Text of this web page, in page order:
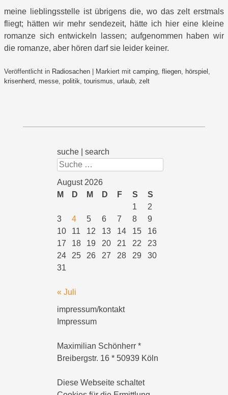
meine lieblingsstelle ist übrigens die, wo das zelt erstmals
fliegt; hätten wir mehr sendezeit, hätte ich hier eine kleine
romanze sich entwickeln lassen; aufgenommen haben wir
die romanze, aber hören darf sie leider keiner.
Veröffentlicht in Radiosachen Markiert mit camping, fliegen, hörspiel ,
krisenherd, messe, politik, tourismus, urlaub, zelt
suche | search
Suchen
August 2026
M
D M D F S
S
1
2
3
4 5 6 7 8
9
10
11 12 13 14 15
16
17
18 19 20 21 22
23
24
25 26 27 28 29
30
31
« Juli
impressum/kontakt
Impressum
Maximilian Schönherr *
Breibergstr. 16 * 50939 Köln
Diese Webseite schaltet